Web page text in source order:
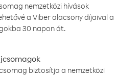
nemzetközi hívások
a Viber alacsony díjaival a
30 napon át.
biztosítja a nemzetközi